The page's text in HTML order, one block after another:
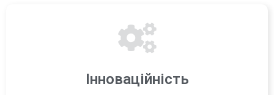
Інноваційність